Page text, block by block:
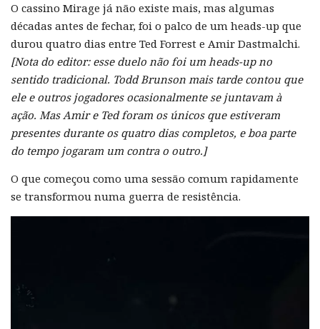
O cassino Mirage já não existe mais, mas algumas
décadas antes de fechar, foi o palco de um heads-up que
durou quatro dias entre Ted Forrest e Amir Dastmalchi.
[Nota do editor: esse duelo não foi um heads-up no
sentido tradicional. Todd Brunson mais tarde contou que
ele e outros jogadores ocasionalmente se juntavam à
ação. Mas Amir e Ted foram os únicos que estiveram
presentes durante os quatro dias completos, e boa parte
do tempo jogaram um contra o outro.]
O que começou como uma sessão comum rapidamente
se transformou numa guerra de resistência.